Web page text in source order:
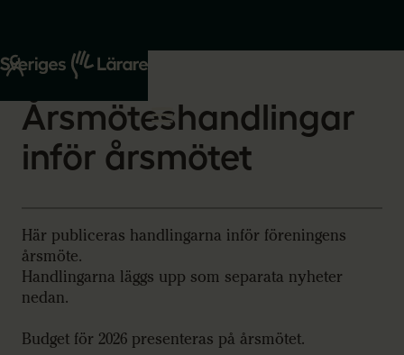
Start
Om oss
2026-03-05
Årsmöteshandlingar
inför årsmötet
Här publiceras handlingarna inför föreningens
årsmöte.
Handlingarna läggs upp som separata nyheter
nedan.
Budget för 2026 presenteras på årsmötet.